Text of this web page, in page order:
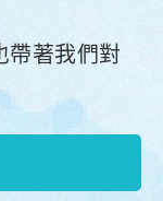
帶著我們對